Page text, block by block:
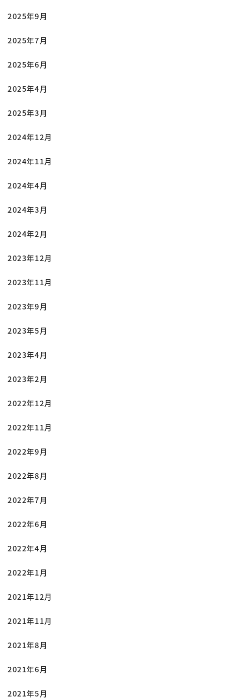
2025年9月
2025年7月
2025年6月
2025年4月
2025年3月
2024年12月
2024年11月
2024年4月
2024年3月
2024年2月
2023年12月
2023年11月
2023年9月
2023年5月
2023年4月
2023年2月
2022年12月
2022年11月
2022年9月
2022年8月
2022年7月
2022年6月
2022年4月
2022年1月
2021年12月
2021年11月
2021年8月
2021年6月
2021年5月